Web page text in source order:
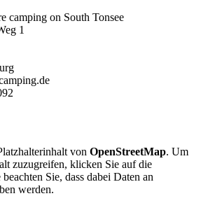
camping on South Tonsee
1
von OpenStreetMap. Um
zuzugreifen, klicken Sie auf die
Sie, dass dabei Daten an
werden.